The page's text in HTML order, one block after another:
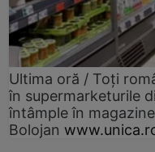
Ultima oră / Toți
în supermarketurile
întâmple în
Bolojan